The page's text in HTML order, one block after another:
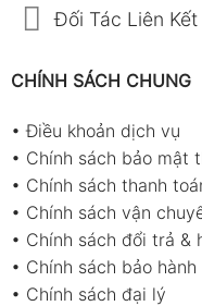
Đối Tác Liên Kết
CHÍNH SÁCH CHUNG
•Điều khoản dịch vụ
• Chính sách bảo mật
• Chính sách thanh
• Chính sách vận
• Chính sách đổi trả &
• Chính sách bảo hành
• Chính sách đại lý